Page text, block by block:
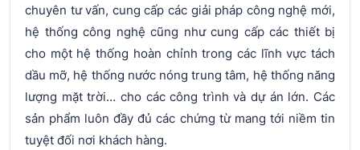
chuyên tư vấn, cung cấp các giải pháp công nghệ mới,
hệ thống công nghệ cũng như cung cấp các thiết bị
cho một hệ thống hoàn chỉnh trong các lĩnh vực tách
dầu mỡ, hệ thống nước nóng trung tâm, hệ thống năng
lượng mặt trời… cho các công trình và dự án lớn. Các
sản phẩm luôn đầy đủ các chứng từ mang tới niềm tin
tuyệt đối nơi khách hàng.